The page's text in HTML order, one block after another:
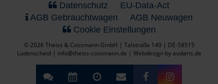
Datenschutz
EU-Data-Act
AGB Gebrauchtwagen
AGB Neuwagen
Cookie Einstellungen
© 2026 Theiss & Cossmann GmbH | Talstraße 140 | DE-58515
Lüdenscheid | info@theiss-cossmann.de | Webdesign by audaris.de